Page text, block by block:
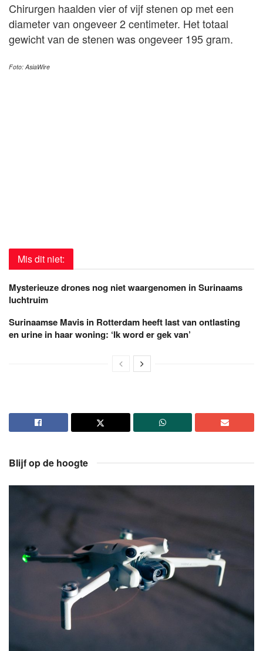
Chirurgen haalden vier of vijf stenen op met een
diameter van ongeveer 2 centimeter. Het totaal
gewicht van de stenen was ongeveer 195 gram.
Foto: AsiaWire
Mis dit niet:
Mysterieuze drones nog niet waargenomen in Surinaams
luchtruim
Surinaamse Mavis in Rotterdam heeft last van ontlasting
en urine in haar woning: ‘Ik word er gek van’
Blijf op de hoogte